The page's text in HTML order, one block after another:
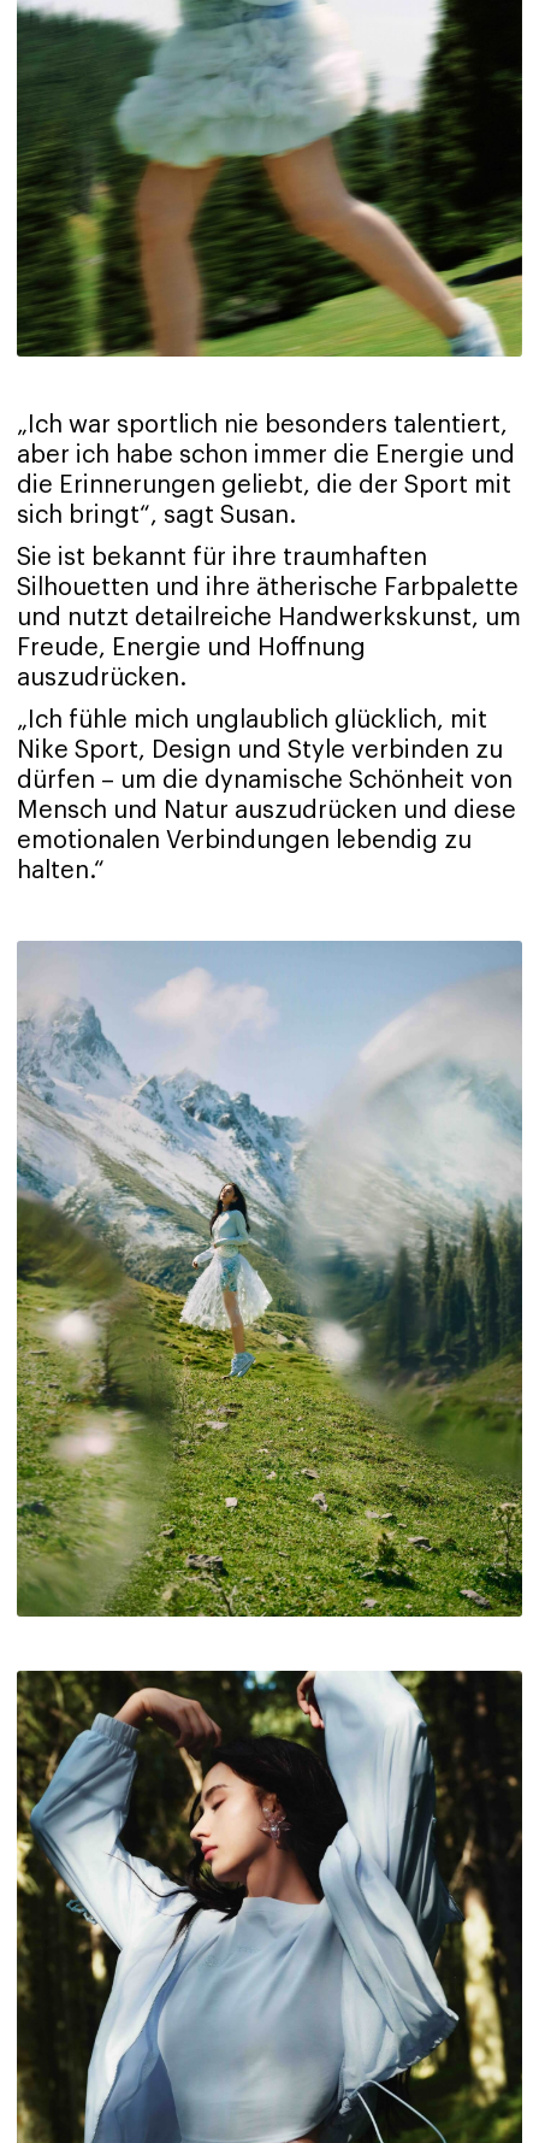
„Ich war sportlich nie besonders talentiert,
aber ich habe schon immer die Energie und
die Erinnerungen geliebt, die der Sport mit
sich bringt“, sagt Susan.
Sie ist bekannt für ihre traumhaften
Silhouetten und ihre ätherische Farbpalette
und nutzt detailreiche Handwerkskunst, um
Freude, Energie und Hoffnung
auszudrücken.
„Ich fühle mich unglaublich glücklich, mit
Nike Sport, Design und Style verbinden zu
dürfen – um die dynamische Schönheit von
Mensch und Natur auszudrücken und diese
emotionalen Verbindungen lebendig zu
halten.“